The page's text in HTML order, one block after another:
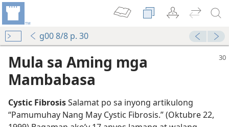
g00 8/8 p. 30
Mula sa Aming mga
Mambabasa
Cystic Fibrosis
“Pamumuhay Nang May Cystic Fibrosis.” (Oktubre 22,